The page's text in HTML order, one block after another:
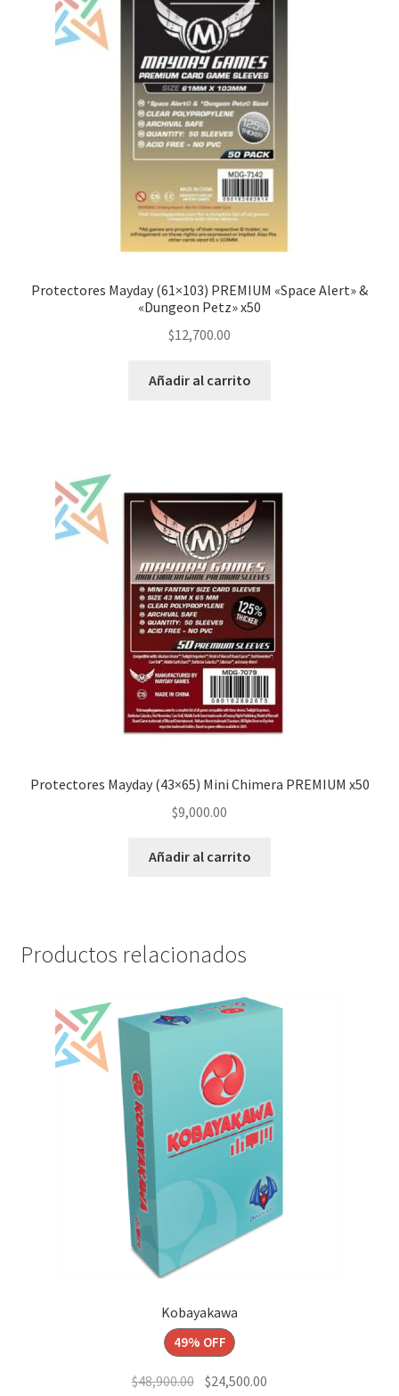
Protectores Mayday (61×103) PREMIUM «Space Alert» &
«Dungeon Petz» x50
$12,700.00
Añadir al carrito
Protectores Mayday (43×65) Mini Chimera PREMIUM x50
$9,000.00
Añadir al carrito
Productos relacionados
Kobayakawa
49% OFF
$48,900.00 El$24,500.00